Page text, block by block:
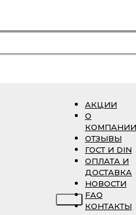
АКЦИИ
О
КОМПАНИИ
ОТЗЫВЫ
ГОСТ И DIN
ОПЛАТА И
ДОСТАВКА
НОВОСТИ
FAQ
КОНТАКТЫ